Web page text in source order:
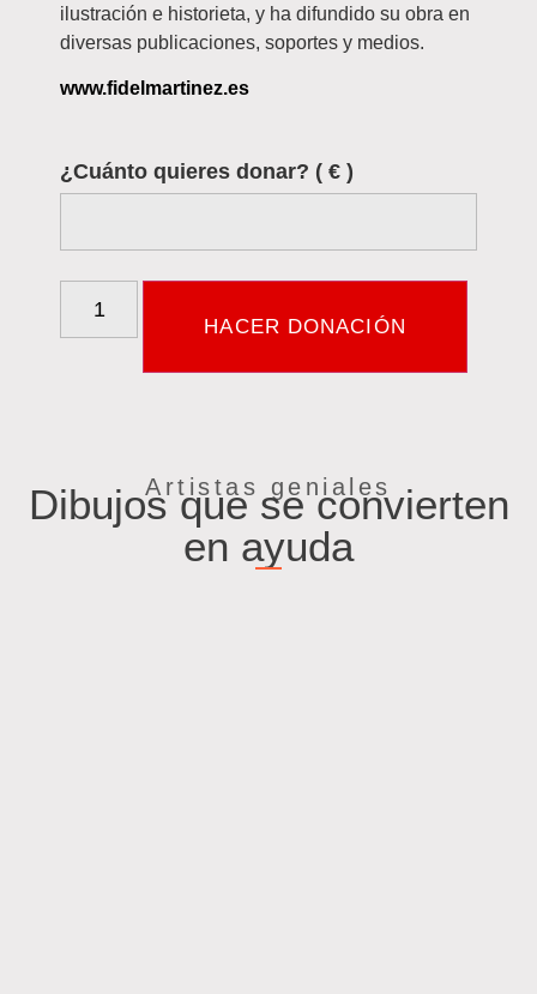
ilustración e historieta, y ha difundido su obra en
diversas publicaciones, soportes y medios.
www.fidelmartinez.es
¿Cuánto quieres donar? ( € )
HACER DONACIÓN
Artistas geniales
Dibujos que se convierten
en ayuda